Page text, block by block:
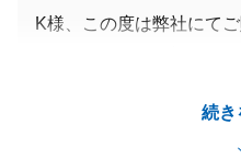
続き
K様、この度は弊社にて
と、大変光栄に存じます
新居のお引越しが終わり